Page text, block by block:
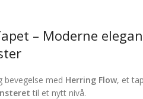
– Moderne
med Herring Flow, et
til et nytt nivå.